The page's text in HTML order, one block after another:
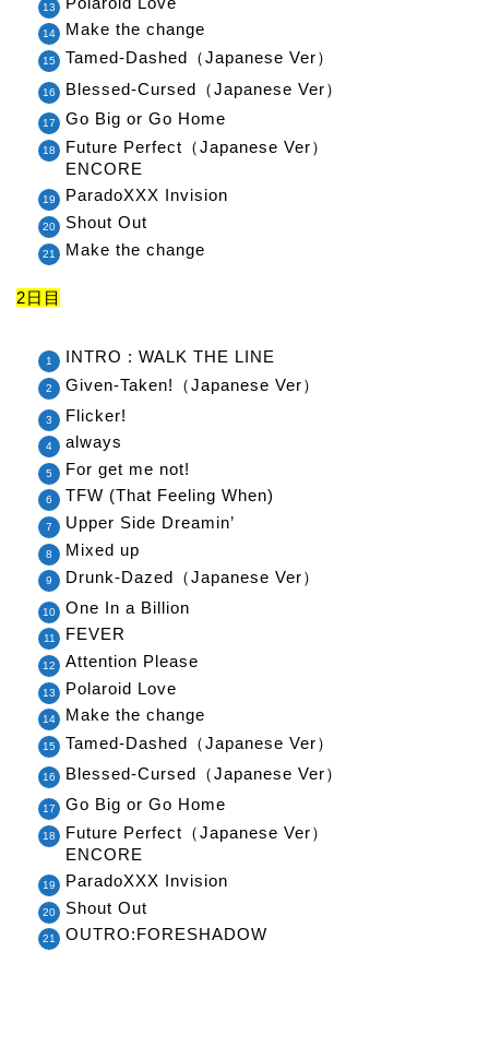
Make the change
Tamed-Dashed（Japanese Ver）
Blessed-Cursed（Japanese Ver）
Go Big or Go Home
Future Perfect（Japanese Ver）
ENCORE
ParadoXXX Invision
Shout Out
Make the change
2日目
INTRO : WALK THE LINE
Given-Taken!（Japanese Ver）
Flicker!
always
For get me not!
TFW (That Feeling When)
Upper Side Dreamin’
Mixed up
Drunk-Dazed（Japanese Ver）
One In a Billion
FEVER
Attention Please
Polaroid Love
Make the change
Tamed-Dashed（Japanese Ver）
Blessed-Cursed（Japanese Ver）
Go Big or Go Home
Future Perfect（Japanese Ver）
ENCORE
ParadoXXX Invision
Shout Out
OUTRO:FORESHADOW